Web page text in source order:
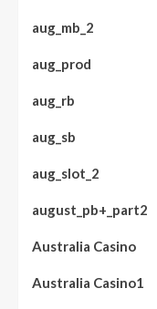
aug_mb_2
aug_prod
aug_rb
aug_sb
aug_slot_2
august_pb+_part2
Australia Casino
Australia Casino1